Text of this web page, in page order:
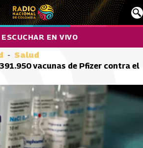
ESCUCHAR EN VIVO
Salud
vacunas de Pfizer contra el